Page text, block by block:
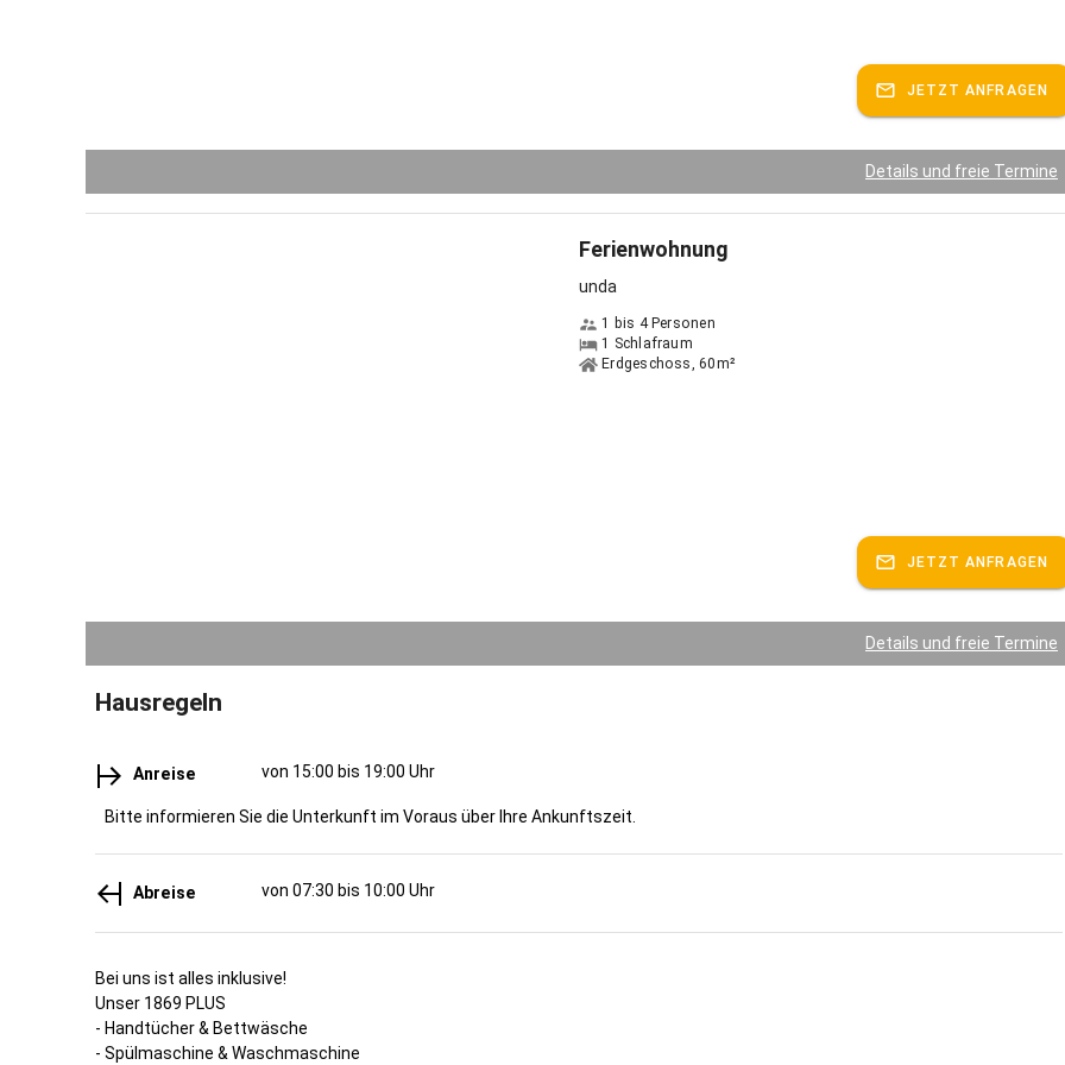
JETZT ANFRAGEN
Details und freie Termine
Ferienwohnung
unda
1 bis 4 Personen
1 Schlafraum
Erdgeschoss, 60m²
JETZT ANFRAGEN
Details und freie Termine
Hausregeln
Anreise von 15:00 bis 19:00 Uhr
Bitte informieren Sie die Unterkunft im Voraus über Ihre Ankunftszeit.
Abreise von 07:30 bis 10:00 Uhr
Bei uns ist alles inklusive!
Unser 1869 PLUS
- Handtücher & Bettwäsche
- Spülmaschine & Waschmaschine